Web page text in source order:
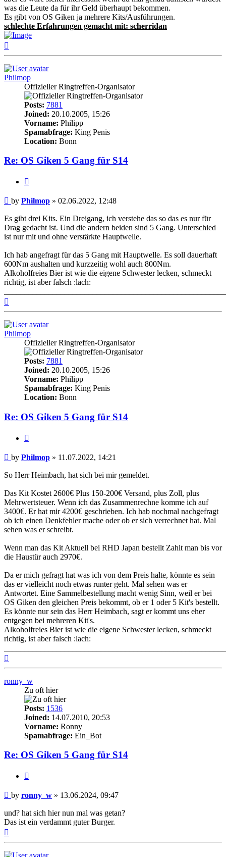
was die Leute da für ihr Geld überhaupt bekommen.
Es gibt von OS Giken ja mehrere Kits/Ausführungen.
schlechte Erfahrungen gemacht mit: scherridan
Philmop
Offizieller Ringtreffen-Organisator
Posts: 7881
Joined: 20.10.2005, 15:26
Vorname: Philipp
Spamabfrage: King Penis
Location: Bonn
Re: OS Giken 5 Gang für S14
Post
by Philmop » 02.06.2022, 12:48
Es gibt drei Kits. Ein Dreigang, ich verstehe das so das es nur für
Drag gedacht ist. Und die andern beiden sind 5 Gang. Unterschied
ist nur mit und ohne verstärkte Hauptwelle.
Ich hab angefragt für das 5 Gang mit Hauptwelle. Es soll dauerhaft
600Nm aushalten und kurzzeitig wohl auch 800Nm.
Alkoholfreies Bier ist wie die eigene Schwester lecken, schmeckt
richtig, ist aber falsch :lach:
Philmop
Offizieller Ringtreffen-Organisator
Posts: 7881
Joined: 20.10.2005, 15:26
Vorname: Philipp
Spamabfrage: King Penis
Location: Bonn
Re: OS Giken 5 Gang für S14
Post
by Philmop » 11.07.2022, 14:21
So Herr Heimbach, hat sich bei mir gemeldet.
Das Kit Kostet 2600€ Plus 150-200€ Versand, plus Zoll, plus
Mehrwertsteuer. Wenn ich das Zusammenrechne komme ich auf
3400€. Er hat mir 4200€ geschrieben. Ich hab nochmal nachgefragt
ob ich einen Denkfehler mache oder ob er sich verrechnet hat. Mal
sehen was er schreibt.
Wenn man das Kit Aktuell bei RHD Japan bestellt Zahlt man bis vor
die Haustür auch 2970€.
Da er mich gefragt hat was ich von dem Preis halte, könnte es sein
das er vielleicht noch etwas runter geht. Mal sehen was er
Antwortet. Eine Sammelbestellung macht wenig Sinn, weil er bei
OS Giken den gleichen Preis bekommt, ob er 1 oder 5 Kit's bestellt.
Es könnte nur sein das Herr Heimbach, sagt er kommt uns eher
entgegen bei mehreren Kit's.
Alkoholfreies Bier ist wie die eigene Schwester lecken, schmeckt
richtig, ist aber falsch :lach:
ronny_w
Zu oft hier
Posts: 1536
Joined: 14.07.2010, 20:53
Vorname: Ronny
Spamabfrage: Ein_Bot
Re: OS Giken 5 Gang für S14
Post
by ronny_w » 13.06.2024, 09:47
und? hat sich hier nun mal was getan?
Das ist ein verdammt guter Burger.